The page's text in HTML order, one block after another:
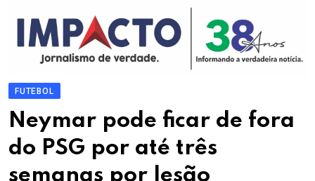
FUTEBOL
Neymar pode ficar de fora
do PSG por até três
semanas por lesão